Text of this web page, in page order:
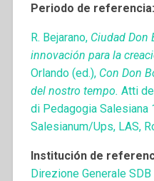
Periodo de
R. Bejarano, Ciudad Don
innovación para la
Orlando (ed.), Con Don
del nostro tempo. Atti
di Pedagogia Salesiana
Salesianum/Ups, LAS,
Institución de
Direzione Generale SDB